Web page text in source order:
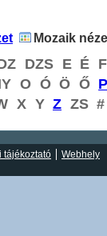
Mozaik
DZS E É F
O Ó Ö Ő P
X Y Z ZS #
tájékoztató
Webhely